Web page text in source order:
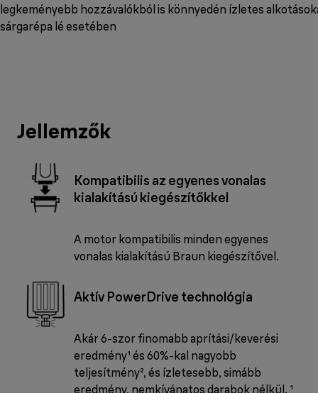
legkeményebb hozzávalókból is könnyedén ízletes
sárgarépa lé esetében
Jellemzők
Kompatibilis az egyenes vonalas
kialakítású kiegészítőkkel
A motor kompatibilis minden egyenes
vonalas kialakítású Braun kiegészítővel.
Aktív PowerDrive technológia
Akár 6-szor finomabb aprítási/keverési
eredmény¹ és 60%-kal nagyobb
teljesítmény², és ízletesebb, simább
eredmény, nemkívánatos darabok nélkül. ¹